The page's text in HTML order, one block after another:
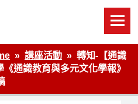
講座活動
轉知-【通識
通識教育與多元文化學報》